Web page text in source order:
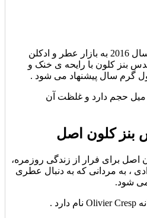
عطر مرسدس بنز کلون در سال 2016 به بازار عطر و ادکلن
بنز کلون با رایحه ی خنک و
گرم سال پیشنهاد می شود .
معادل 120 میل حجم دارد و غلظت آن
کلون اصل
اصل برای فرار از زندگی روزمره،
، به مردانی که به دنبال عطری
شود.
Olivier Cresp نام دارد .